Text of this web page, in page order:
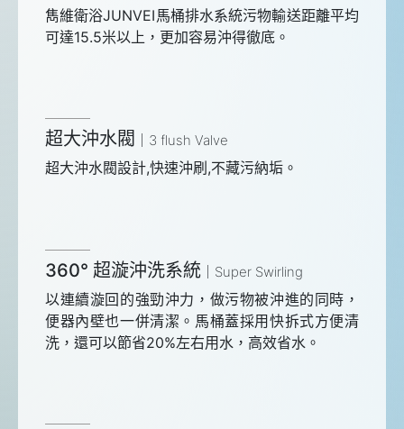
雋維衛浴JUNVEI馬桶排水系統污物輸送距離平均
可達15.5米以上，更加容易沖得徹底。
超大沖水閥 3 flush Valve
超大沖水閥設計,快速沖刷,不藏污納垢。
360° 超漩沖洗系統 Super Swirling
以連續漩回的強勁沖力，做污物被沖進的同時，
便器內壁也一併清潔。馬桶蓋採用快拆式方便清
洗，還可以節省20%左右用水，高效省水。